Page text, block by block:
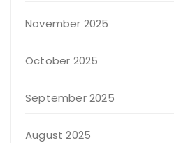
November 2025
October 2025
September 2025
August 2025